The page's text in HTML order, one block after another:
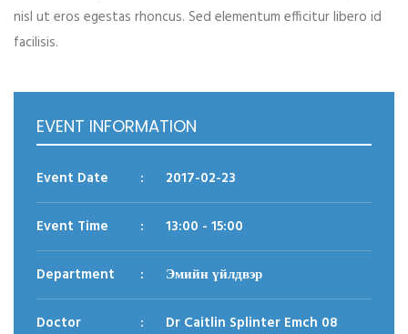
nisl ut eros egestas rhoncus. Sed elementum efficitur libero id
facilisis.
Address*
Reason for appointment*
EVENT INFORMATION
Event Date : 2017-02-23
Event Time : 13:00 - 15:00
Department : Эмийн үйлдвэр
Doctor : Dr Caitlin Splinter Emch 08